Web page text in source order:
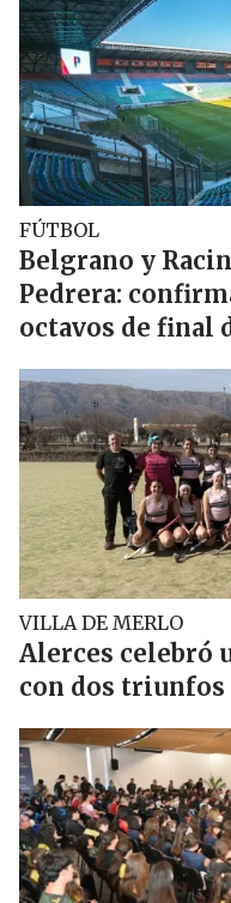
FÚTBOL
Belgrano y
Pedrera:
octavos de final
VILLA DE MERLO
Alerces celebró
con dos triunfos